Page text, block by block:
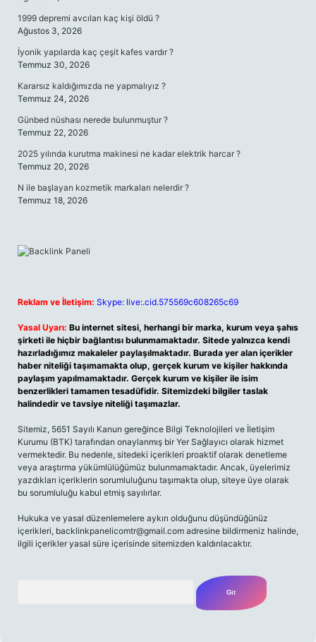
1999 depremi avcıları kaç kişi öldü ?
Ağustos 3, 2026
İyonik yapılarda kaç çeşit kafes vardır ?
Temmuz 30, 2026
Kararsız kaldığımızda ne yapmalıyız ?
Temmuz 24, 2026
Günbed nüshası nerede bulunmuştur ?
Temmuz 22, 2026
2025 yılında kurutma makinesi ne kadar elektrik harcar ?
Temmuz 20, 2026
N ile başlayan kozmetik markaları nelerdir ?
Temmuz 18, 2026
Reklam ve İletişim: Skype: live:.cid.575569c608265c69
Yasal Uyarı: Bu internet sitesi, herhangi bir marka, kurum veya şahıs
şirketi ile hiçbir bağlantısı bulunmamaktadır. Sitede yalnızca kendi
hazırladığımız makaleler paylaşılmaktadır. Burada yer alan içerikler
haber niteliği taşımamakta olup, gerçek kurum ve kişiler hakkında
paylaşım yapılmamaktadır. Gerçek kurum ve kişiler ile isim
benzerlikleri tamamen tesadüfidir. Sitemizdeki bilgiler taslak
halindedir ve tavsiye niteliği taşımazlar.
Sitemiz, 5651 Sayılı Kanun gereğince Bilgi Teknolojileri ve İletişim
Kurumu (BTK) tarafından onaylanmış bir Yer Sağlayıcı olarak hizmet
vermektedir. Bu nedenle, sitedeki içerikleri proaktif olarak denetleme
veya araştırma yükümlülüğümüz bulunmamaktadır. Ancak, üyelerimiz
yazdıkları içeriklerin sorumluluğunu taşımakta olup, siteye üye olarak
bu sorumluluğu kabul etmiş sayılırlar.
Hukuka ve yasal düzenlemelere aykırı olduğunu düşündüğünüz
içerikleri, backlinkpanelicomtr@gmail.com adresine bildirmeniz halinde,
ilgili içerikler yasal süre içerisinde sitemizden kaldırılacaktır.